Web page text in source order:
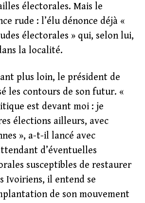
électorales. Mais le
rude : l’élu dénonce déjà «
électorales » qui, selon lui,
la localité.
plus loin, le président de
les contours de son futur. «
est devant moi : je
élections ailleurs, avec
», a-t-il lancé avec
d’éventuelles
susceptibles de restaurer
Ivoiriens, il entend se
de son mouvement